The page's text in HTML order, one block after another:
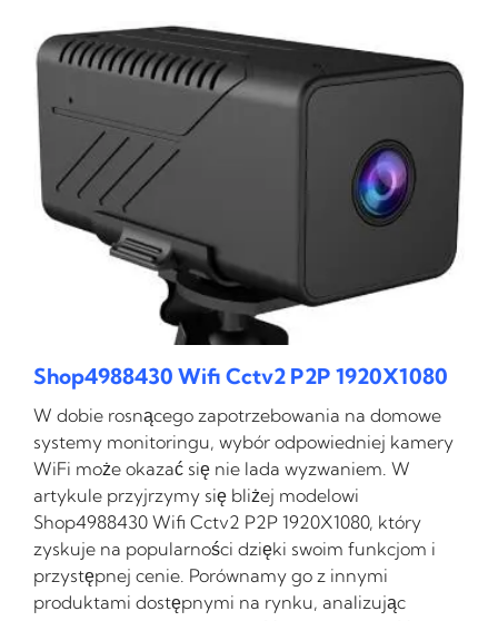
Shop4988430 Wifi Cctv2 P2P 1920X1080
W dobie rosnącego zapotrzebowania na domowe
systemy monitoringu, wybór odpowiedniej kamery
WiFi może okazać się nie lada wyzwaniem. W
artykule przyjrzymy się bliżej modelowi
Shop4988430 Wifi Cctv2 P2P 1920X1080, który
zyskuje na popularności dzięki swoim funkcjom i
przystępnej cenie. Porównamy go z innymi
produktami dostępnymi na rynku, analizując